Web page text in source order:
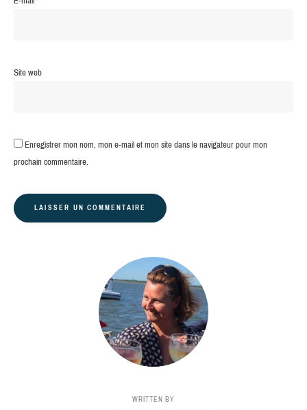
Site web
Enregistrer mon nom, mon e-mail et mon site dans le navigateur pour mon
prochain commentaire.
WRITTEN BY